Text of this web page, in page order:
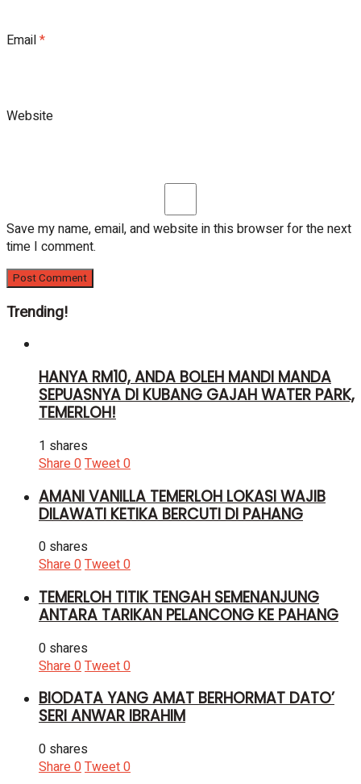
Email*
Website
Save my name, email, and website in this browser for the next
time I comment.
Trending!
HANYA RM10, ANDA BOLEH MANDI MANDA
SEPUASNYA DI KUBANG GAJAH WATER PARK,
TEMERLOH!
1 shares
Share0Tweet0
AMANI VANILLA TEMERLOH LOKASI WAJIB
DILAWATI KETIKA BERCUTI DI PAHANG
0 shares
Share0Tweet0
TEMERLOH TITIK TENGAH SEMENANJUNG
ANTARA TARIKAN PELANCONG KE PAHANG
0 shares
Share0Tweet0
BIODATA YANG AMAT BERHORMAT DATO’
SERI ANWAR IBRAHIM
0 shares
Share0Tweet0